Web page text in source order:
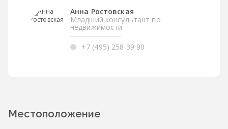
Анна Ростовская
Младший консультант по
недвижимости
+7 (495) 258 39 90
Местоположение